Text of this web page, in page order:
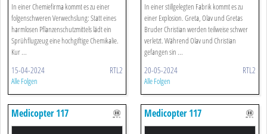
In einer Chemiefirma kommt es zu einer
folgenschweren Verwechslung: Statt eines
harmlosen Pflanzenschutzmittels lädt ein
Sprühflugzeug eine hochgiftige Chemikalie.
Kur ...
15-04-2024 RTL2
Alle Folgen
In einer stillgelegten Fabrik kommt es zu
einer Explosion. Greta, Olav und Gretas
Bruder Christian werden teilweise schwer
verletzt. Während Olav und Christian
gefangen sin ...
20-05-2024 RTL2
Alle Folgen
Medicopter 117 Medicopter 117